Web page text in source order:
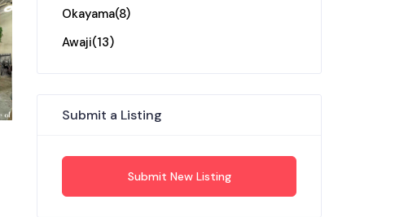
Okayama(8)
Awaji(13)
Submit a Listing
Submit New Listing